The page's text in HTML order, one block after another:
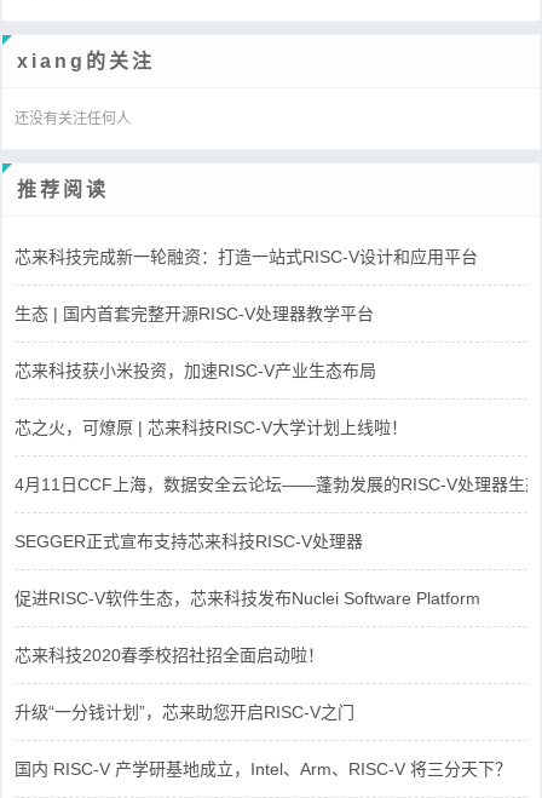
xiang的关注
还没有关注任何人
推荐阅读
芯来科技完成新一轮融资：打造一站式RISC-V设计和应用平台
生态 | 国内首套完整开源RISC-V处理器教学平台
芯来科技获小米投资，加速RISC-V产业生态布局
芯之火，可燎原 | 芯来科技RISC-V大学计划上线啦！
4月11日CCF上海，数据安全云论坛——蓬勃发展的RISC-V处理器生态
SEGGER正式宣布支持芯来科技RISC-V处理器
促进RISC-V软件生态，芯来科技发布Nuclei Software Platform
芯来科技2020春季校招社招全面启动啦！
升级“一分钱计划”，芯来助您开启RISC-V之门
国内 RISC-V 产学研基地成立，Intel、Arm、RISC-V 将三分天下？